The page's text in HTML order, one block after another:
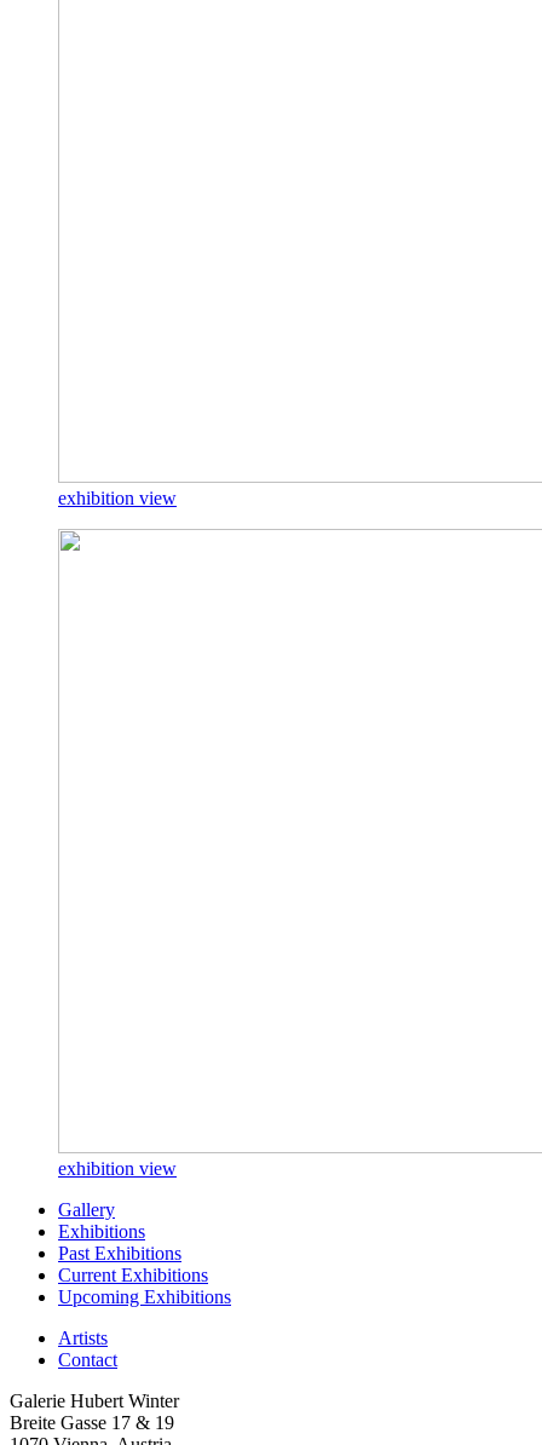
exhibition view
exhibition view
Gallery
Exhibitions
Past Exhibitions
Current Exhibitions
Upcoming Exhibitions
Artists
Contact
Galerie Hubert Winter
Breite Gasse 17 & 19